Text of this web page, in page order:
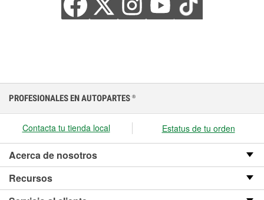
PROFESIONALES EN AUTOPARTES ®
Contacta tu tienda local Estatus de tu orden
Acerca de nosotros
Recursos